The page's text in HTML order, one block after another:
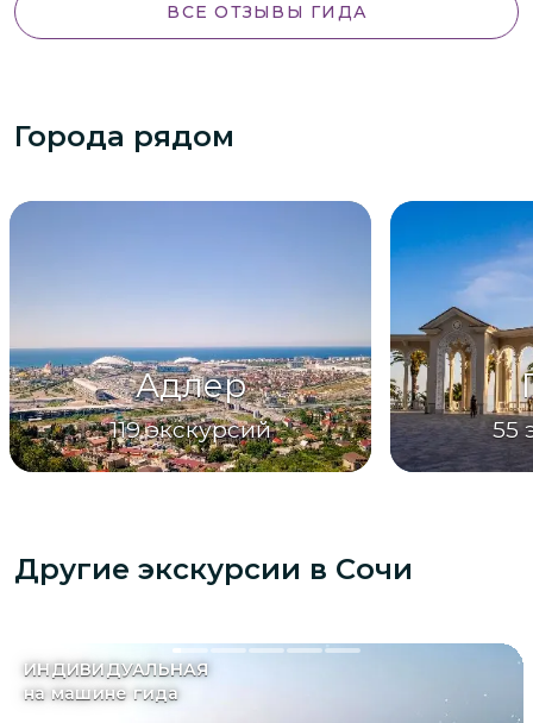
ВСЕ ОТЗЫВЫ ГИДА
Города рядом
Адлер
119 экскурсий 55
Другие экскурсии в Сочи
ИНДИВИДУАЛЬНАЯ
на машине гида